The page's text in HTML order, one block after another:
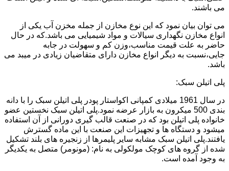
می باشند.
می توان بیان نمود که این نوع مخازن از جمله مخزن آب یکی از
انواع مخازن نگهداری سیالات و مواد شیمیایی می باشد.که در حال
حاضر به علت قیمت مناسب،وزن کم و سهولت در جابه
جایی،نسبت به دیگر انواع مخازن دارای متقاضیان زیادی در میبد می
باشد.
پلی اتیلن سبک:
در سال 1961 میلادی کمپانی اکواستار پودر پلی اتیلن سبک را با دانه
بندی 500 میکرون به بازار عرضه نمود.پلی اتیلن سبک نخستین عضو
خانواده پلی اتیلن بود که در صنعت قالب گیری دورانی از آن استفاده
میشود و دستگاه ها و تجهیزات این صنعت با این ماده گسترش
یافتند.پلی اتیلن سبک مشابه سایر پلیمرها از زنجیره های بلند تشکیل
شده از گروه های کوچک مولکولی به نام: (مونومر) متصل به یکدیگر
به وجود آمده است.